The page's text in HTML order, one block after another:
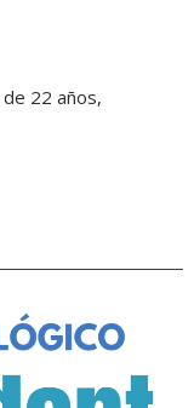
22 años,